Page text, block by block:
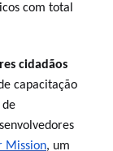
com total
cidadãos
capacitação
de
Mission, um